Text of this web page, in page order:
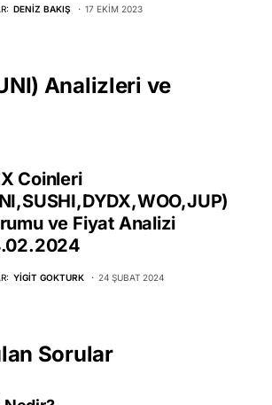
DENIZ BAKIŞ 17 EKIM 2023
Analizleri ve
Coinleri
ve Fiyat Analizi
YIGIT GOKTURK 24 ŞUBAT 2024
Sorular